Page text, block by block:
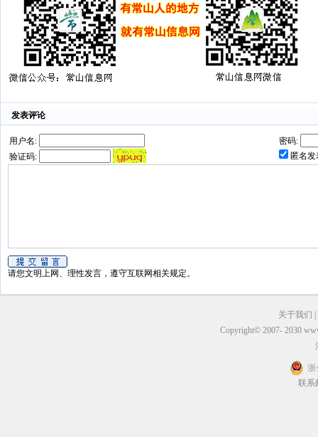
发表评论
用户名:
密码:
验证码:
匿名发
请您文明上网、理性发言，遵守互联网相关规定。
关于我们
Copyright© 2007- 2030
浙
联系